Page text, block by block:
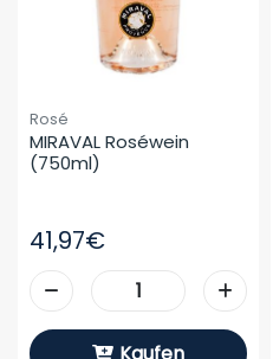
Rosé
MIRAVAL Roséwein
(750ml)
41,97€